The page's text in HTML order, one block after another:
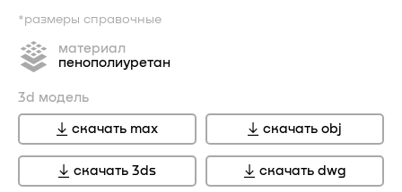
*размеры справочные
материал
пенополиуретан
3d модель
скачать max скачать obj
скачать 3ds скачать dwg